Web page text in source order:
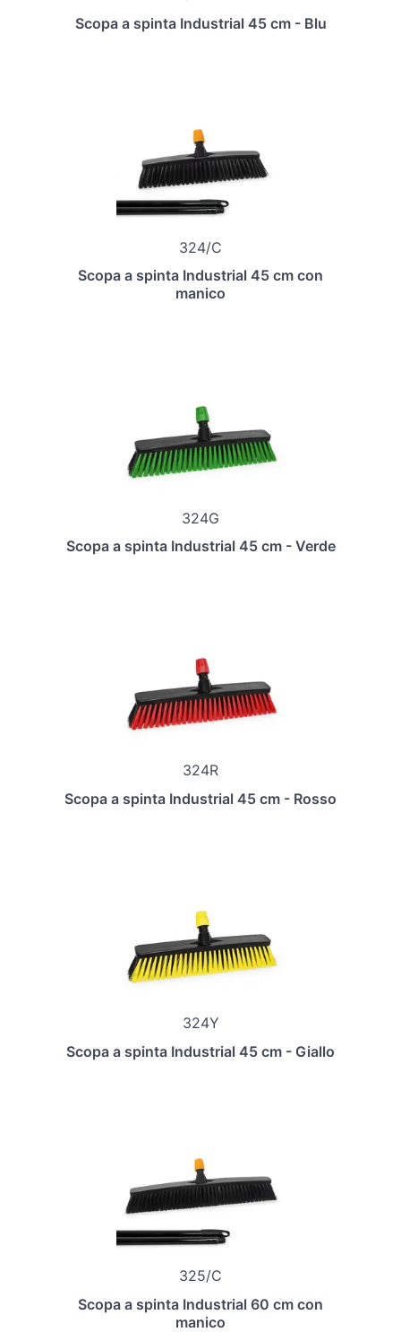
Scopa a spinta Industrial 45 cm - Blu
324/C
Scopa a spinta Industrial 45 cm con
manico
324G
Scopa a spinta Industrial 45 cm - Verde
324R
Scopa a spinta Industrial 45 cm - Rosso
324Y
Scopa a spinta Industrial 45 cm - Giallo
325/C
Scopa a spinta Industrial 60 cm con
manico